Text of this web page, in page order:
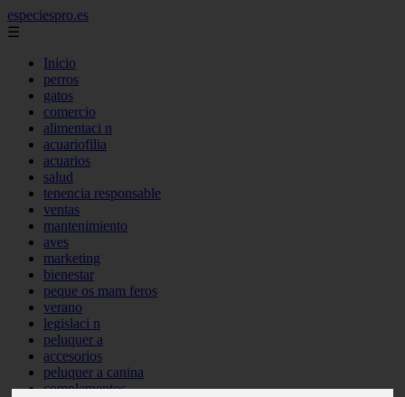
especiespro.es
☰
Inicio
perros
gatos
comercio
alimentaci n
acuariofilia
acuarios
salud
tenencia responsable
ventas
mantenimiento
aves
marketing
bienestar
peque os mam feros
verano
legislaci n
peluquer a
accesorios
peluquer a canina
complementos